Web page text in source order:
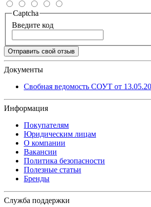
Captcha
Введите код
Отправить свой отзыв
Документы
Свобная ведомость СОУТ от
Информация
Покупателям
Юридическим лицам
О компании
Вакансии
Политика безопасности
Полезные статьи
Бренды
Служба поддержки